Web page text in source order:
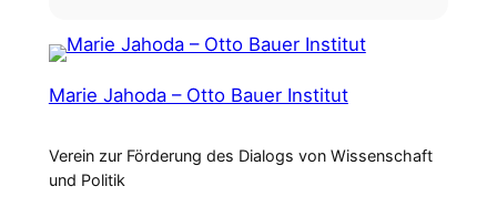
Marie Jahoda – Otto Bauer Institut
Verein zur Förderung des Dialogs von Wissenschaft
und Politik